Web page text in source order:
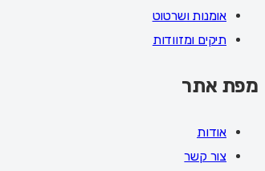
אומנות ושרטוט
תיקים ומזוודות
מפת אתר
אודות
צור קשר